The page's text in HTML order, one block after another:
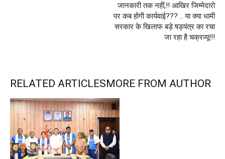
जानकारी तक नहीं,!! आखिर जिम्मेदारो
पर कब होगी कार्यवाई??? .. या क्या धामी
सरकार के खिलाफ बड़े षड्यंत्र का रचा
जा रहा है चक्रव्यू!!!
RELATED ARTICLESMORE FROM AUTHOR